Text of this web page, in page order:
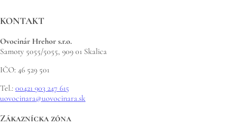
KONTAKT
Ovocinár Hrehor s.r.o.
Samoty 5055/5055, 909 01 Skalica
IČO: 46 529 501
Tel.: 00421 903 247 615
uovocinara@uovocinara.sk
Zákaznícka zóna